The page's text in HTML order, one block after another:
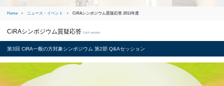
Home › ニュース・イベント › CiRAシンポジウム質疑応答 2011年度
CiRAシンポジウム質疑応答Q&A session
第3回 CiRA一般の方対象シンポジウム 第2部 Q&Aセッション